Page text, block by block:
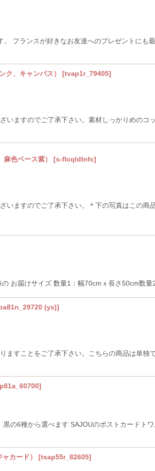
フランスが好きなお友達へのプレゼントにも
ク、キャンバス） [tvap1r_79405]
いますのでご了承下さい。素材しっかりめの
色ベース紫） [s-flcqldlnfc]
いますのでご了承下さい。＊下の写真はこの商
お届けサイズ 数量1：幅70cmｘ長さ50cm数
(ys)]
ますことをご了承下さい。こちらの商品は単独
]
6種から選べます SAJOUのポストカードト
カード） [tsap55r_82605]